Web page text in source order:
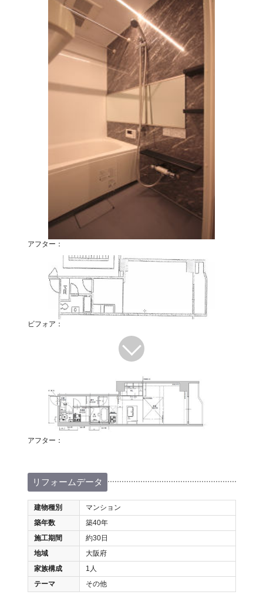
アフター：
ビフォア：
アフター：
リフォームデータ
建物種別
マンション
築年数
築40年
施工期間
約30日
地域
大阪府
家族構成
1人
テーマ
その他